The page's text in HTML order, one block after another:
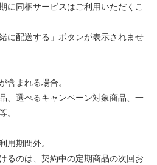
に同梱サービスはご利用いただくこ
に配送する」ボタンが表示されませ
含まれる場合。
、選べるキャンペーン対象商品、一
。
用期間外。
るのは、契約中の定期商品の次回お